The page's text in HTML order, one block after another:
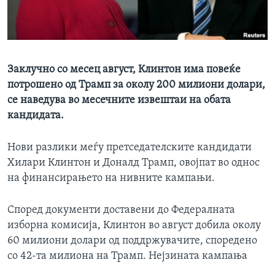
ИНТЕРВЈУА
Заклучно со месец август, Клинтон има повеќе
потрошено од Трамп за околу 200 милиони долари,
се наведува во месечните извештаи на обата
кандидата.
Нови разлики меѓу претседателските кандидати
Хилари Клинтон и Доналд Трамп, овојпат во однос
на финансирањето на нивните кампањи.
Според документи доставени до Федералната
изборна комисија, Клинтон во август добила околу
60 милиони долари од поддржувачите, споредено
со 42-та милиона на Трамп. Нејзината кампања